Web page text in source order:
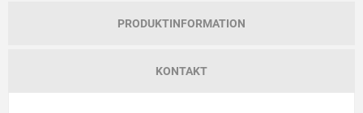
PRODUKTINFORMATION
KONTAKT